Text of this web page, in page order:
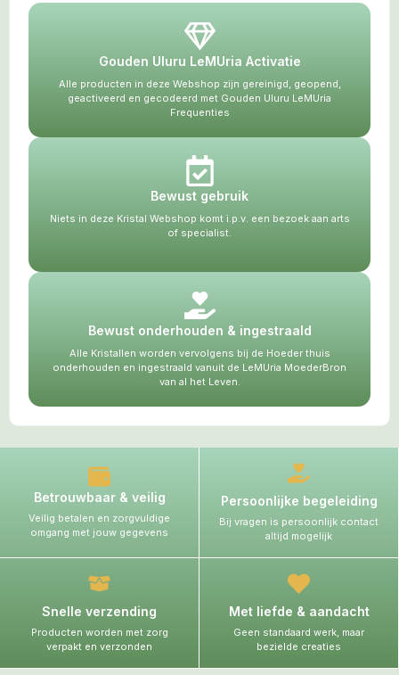
Gouden Uluru LeMUria Activatie
Alle producten in deze Webshop zijn gereinigd, geopend,
geactiveerd en gecodeerd met Gouden Uluru LeMUria
Frequenties
Bewust gebruik
Niets in deze Kristal Webshop komt i.p.v. een bezoek aan arts
of specialist.
Bewust onderhouden & ingestraald
Alle Kristallen worden vervolgens bij de Hoeder thuis
onderhouden en ingestraald vanuit de LeMUria MoederBron
van al het Leven.
Betrouwbaar & veilig
Veilig betalen en zorgvuldige
omgang met jouw gegevens
Persoonlijke begeleiding
Bij vragen is persoonlijk contact
altijd mogelijk
Snelle verzending
Producten worden met zorg
verpakt en verzonden
Met liefde & aandacht
Geen standaard werk, maar
bezielde creaties